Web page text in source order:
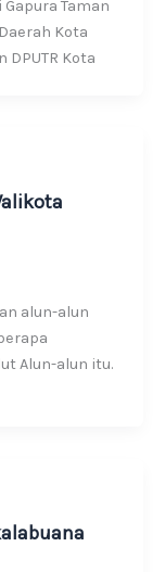
Gapura Taman
Kota
Kota
alun-alun
Alun-alun itu.